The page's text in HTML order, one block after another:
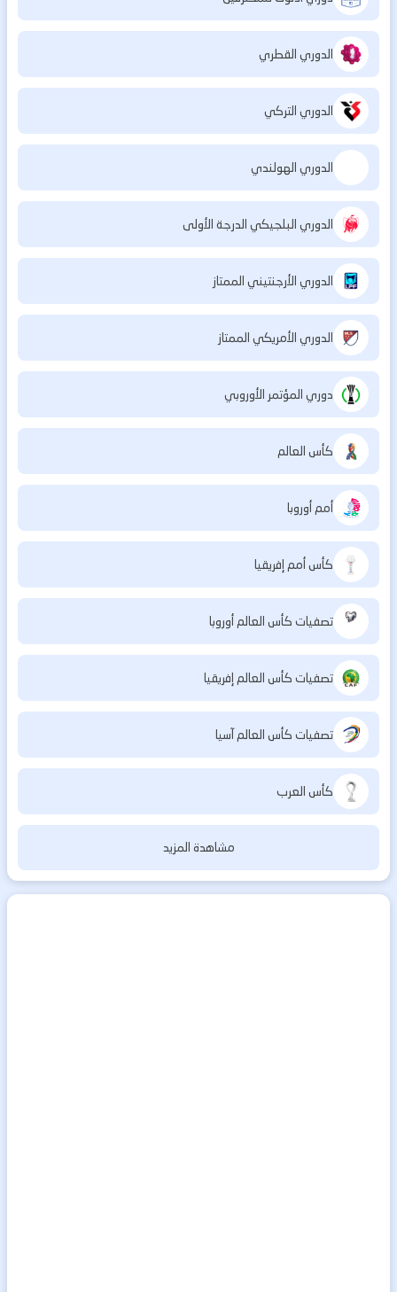
الدوري القطري
الدوري التركي
الدوري الهولندي
الدوري البلجيكي الدرجة الأولى
الدوري الأرجنتيني الممتاز
الدوري الأمريكي الممتاز
دوري المؤتمر الأوروبي
كأس العالم
أمم أوروبا
كأس أمم إفريقيا
تصفيات كأس العالم أوروبا
تصفيات كأس العالم إفريقيا
تصفيات كأس العالم آسيا
كأس العرب
مشاهدة المزيد